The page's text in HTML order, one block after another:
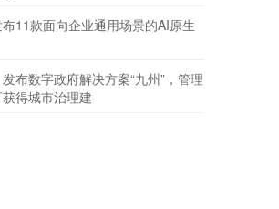
11款面向企业通用场景的AI原生
布数字政府解决方案“九州”，管理
得城市治理建